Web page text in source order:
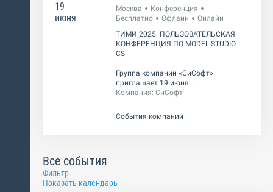
19
июня
Москва
Конференция
Бесплатно
Офлайн
Онлайн
ТИМИ 2025: ПОЛЬЗОВАТЕЛЬСКАЯ
КОНФЕРЕНЦИЯ ПО MODEL STUDIO
CS
Группа компаний «СиСофт»
приглашает 19 июня...
Компания: СиСофт
События компании
Все события
Фильтр
Показать календарь